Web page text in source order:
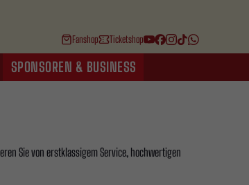
Fanshop Ticketshop
SPONSOREN & BUSINESS
Sie von erstklassigem Service, hochwertigen